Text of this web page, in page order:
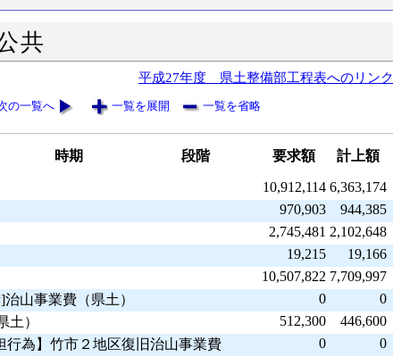
共
平成27年度 県土整備部工程表へのリンク
の一覧へ 一覧を展開 一覧を省略
時期 段階 要求額 計上額
10,912,114 6,363,174
970,903
944,385
2,745,481 2,102,648
19,215
19,166
10,507,822 7,709,997
山事業費（県土）
0
0
土）
512,300
446,600
行為】竹市２地区復旧治山事業費
0
0